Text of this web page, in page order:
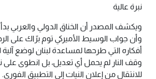
نبرة عالية
ويكشف المصدر أن الخناق الدولي والعربي بدأ
وأن جواب الوسيط الأميركي توم برّاك على
أفكاره التي طرحها لمساعدة لبنان لوضع آلية
وقف النار لم يحمل أي تعديل، بل انطوى على
للانتقال من إعلان النيات إلى التطبيق الفوري.